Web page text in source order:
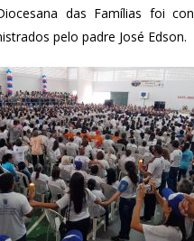
das Famílias foi
pelo padre José Edson.